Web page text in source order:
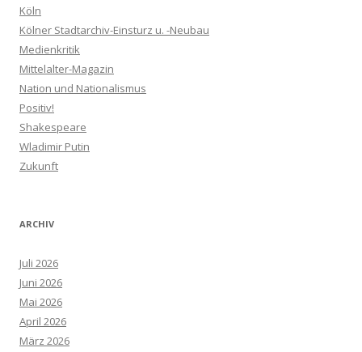
Köln
Kölner Stadtarchiv-Einsturz u. -Neubau
Medienkritik
Mittelalter-Magazin
Nation und Nationalismus
Positiv!
Shakespeare
Wladimir Putin
Zukunft
ARCHIV
Juli 2026
Juni 2026
Mai 2026
April 2026
März 2026